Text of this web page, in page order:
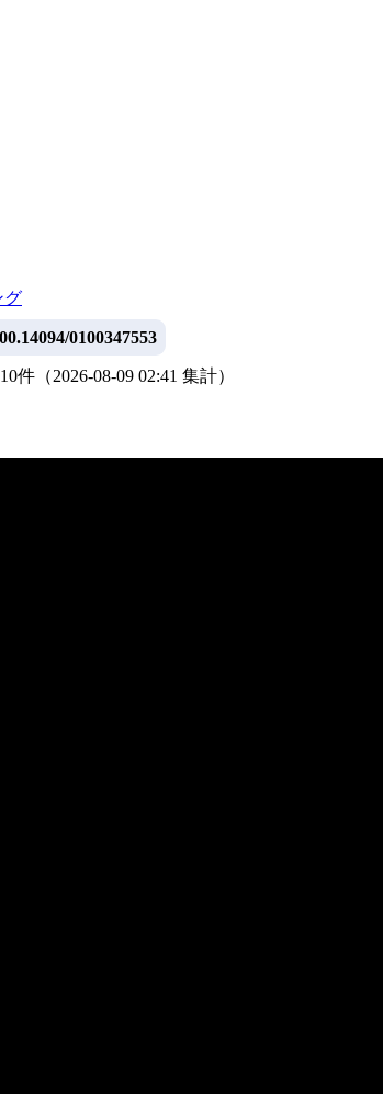
グ
0100347553
10件 （2026-08-09 02:41 集計）